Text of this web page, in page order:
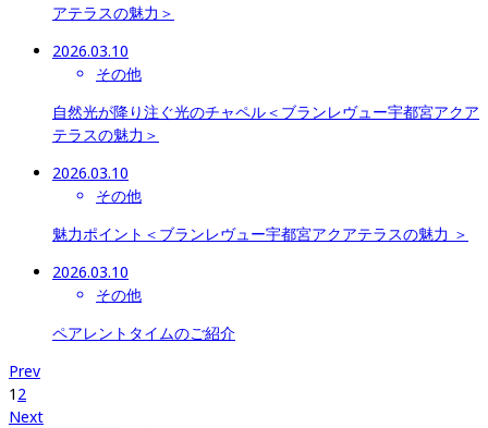
アテラスの魅力＞
2026.03.10
その他
自然光が降り注ぐ光のチャペル＜ブランレヴュー宇都宮アクア
テラスの魅力＞
2026.03.10
その他
魅力ポイント＜ブランレヴュー宇都宮アクアテラスの魅力 ＞
2026.03.10
その他
ペアレントタイムのご紹介
Prev
1 2
Next